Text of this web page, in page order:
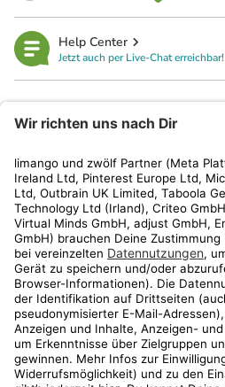
Help Center
Jetzt auch per Live-Chat erreichbar!
Kundenservice
Shop
Aktionen
Travel